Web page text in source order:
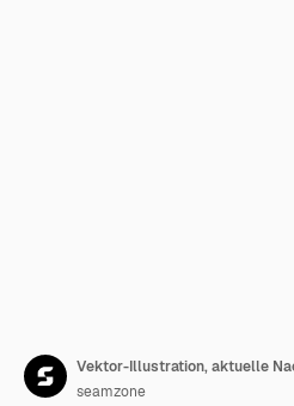
Vektor-Illustration, aktuelle
seamzone